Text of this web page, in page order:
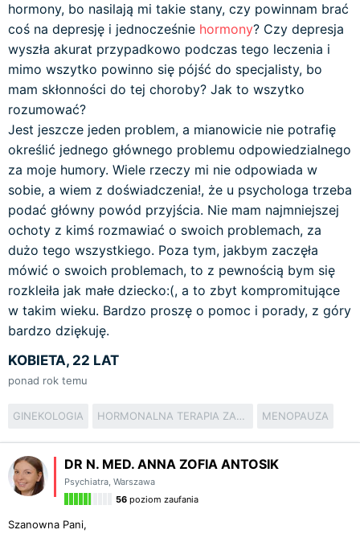
hormony, bo nasilają mi takie stany, czy powinnam brać
coś na depresję i jednocześnie hormony? Czy depresja
wyszła akurat przypadkowo podczas tego leczenia i
mimo wszytko powinno się pójść do specjalisty, bo
mam skłonności do tej choroby? Jak to wszytko
rozumować?
Jest jeszcze jeden problem, a mianowicie nie potrafię
określić jednego głównego problemu odpowiedzialnego
za moje humory. Wiele rzeczy mi nie odpowiada w
sobie, a wiem z doświadczenia!, że u psychologa trzeba
podać główny powód przyjścia. Nie mam najmniejszej
ochoty z kimś rozmawiać o swoich problemach, za
dużo tego wszystkiego. Poza tym, jakbym zaczęła
mówić o swoich problemach, to z pewnością bym się
rozkleiła jak małe dziecko:(, a to zbyt kompromitujące
w takim wieku. Bardzo proszę o pomoc i porady, z góry
bardzo dziękuję.
KOBIETA, 22 LAT
ponad rok temu
GINEKOLOGIA HORMONALNA TERAPIA ZASTĘPCZA MENOPAUZA
DR N. MED. ANNA ZOFIA ANTOSIK
Psychiatra, Warszawa
56 poziom zaufania
Szanowna Pani,